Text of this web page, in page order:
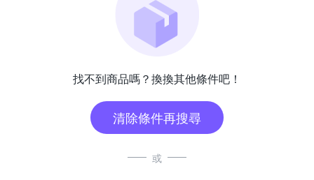
找不到商品嗎？換換其他條件吧！
清除條件再搜尋
或